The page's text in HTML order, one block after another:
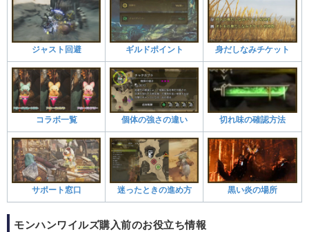
ジャスト回避 ギルドポイント 身だしなみチケット
コラボ一覧 個体の強さの違い 切れ味の確認方法
サポート窓口 迷ったときの進め方 黒い炎の場所
モンハンワイルズ購入前のお役立ち情報